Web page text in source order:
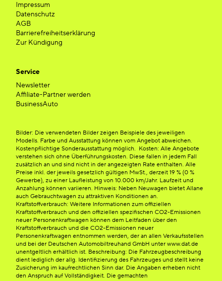
Impressum
Datenschutz
AGB
Barrierefreiheitserklärung
Zur Kündigung
Service
Newsletter
Affiliate-Partner werden
BusinessAuto
Bilder: Die verwendeten Bilder zeigen Beispiele des jeweiligen
Modells. Farbe und Ausstattung können vom Angebot abweichen.
Kostenpflichtige Sonderausstattung möglich. Kosten: Alle Angebote
verstehen sich ohne Überführungskosten. Diese fallen in jedem Fall
zusätzlich an und sind nicht in der angezeigten Rate enthalten. Alle
Preise inkl. der jeweils gesetzlich gültigen MwSt., derzeit 19 % (0 %
Gewerbe), zu einer Laufleistung von 10.000 km/Jahr. Laufzeit und
Anzahlung können variieren. Hinweis: Neben Neuwagen bietet Allane
auch Gebrauchtwagen zu attraktiven Konditionen an.
Kraftstoffverbrauch: Weitere Informationen zum offiziellen
Kraftstoffverbrauch und den offiziellen spezifischen CO2-Emissionen
neuer Personenkraftwagen können dem Leitfaden über den
Kraftstoffverbrauch und die CO2-Emissionen neuer
Personenkraftwagen entnommen werden, der an allen Verkaufsstellen
und bei der Deutschen Automobiltreuhand GmbH unter www.dat.de
unentgeltlich erhältlich ist. Beschreibung: Die Fahrzeugbeschreibung
dient lediglich der allg. Identifizierung des Fahrzeuges und stellt keine
Zusicherung im kaufrechtlichen Sinn dar. Die Angaben erheben nicht
den Anspruch auf Vollständigkeit. Die gemachten